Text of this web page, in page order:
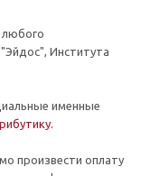
Института
именные
произвести оплату